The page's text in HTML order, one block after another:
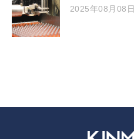
2025年08月08日